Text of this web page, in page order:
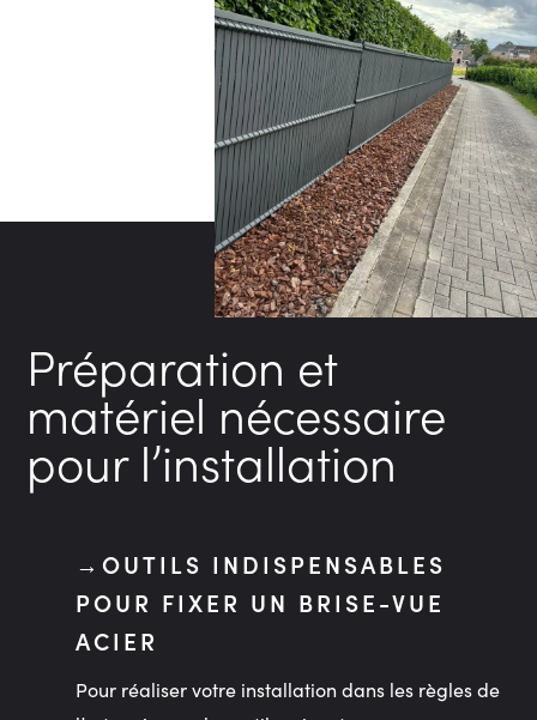
Préparation et
matériel nécessaire
pour l’installation
OUTILS INDISPENSABLES
POUR FIXER UN BRISE-VUE
ACIER
Pour réaliser votre installation dans les règles de